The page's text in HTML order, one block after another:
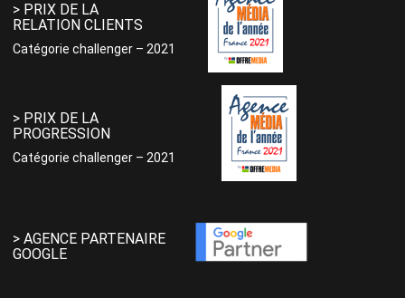
> PRIX DE LA
RELATION CLIENTS
Catégorie challenger – 2021
> PRIX DE LA
PROGRESSION
Catégorie challenger – 2021
> AGENCE PARTENAIRE
GOOGLE